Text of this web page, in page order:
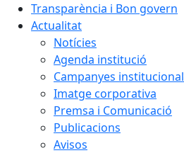
Transparència i Bon govern
Actualitat
Notícies
Agenda institució
Campanyes
Imatge corporativa
Premsa i Comunicació
Publicacions
Avisos